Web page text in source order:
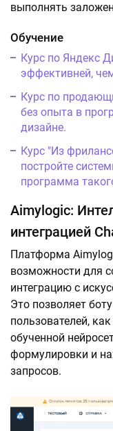
выполнять
Обучение
Курс по Яндекс
эффективней,
Курс по
без опыта в
дизайне.
Курс "Из
постройте
программа
Aimylogic:
интеграцией
Платформа
возможности для
интеграцию с
Это позволяет
пользователей,
обученной
формулировки и
запросов.